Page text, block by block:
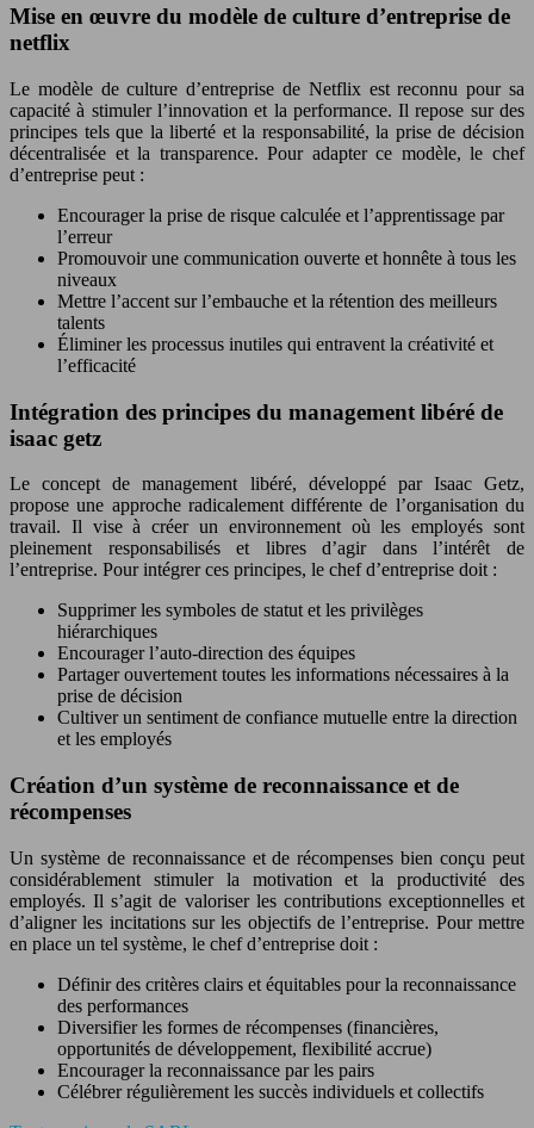
Mise en œuvre du modèle de culture d’entreprise de
netflix
Le modèle de culture d’entreprise de Netflix est reconnu pour sa
capacité à stimuler l’innovation et la performance. Il repose sur des
principes tels que la liberté et la responsabilité, la prise de décision
décentralisée et la transparence. Pour adapter ce modèle, le chef
d’entreprise peut :
Encourager la prise de risque calculée et l’apprentissage par
l’erreur
Promouvoir une communication ouverte et honnête à tous les
niveaux
Mettre l’accent sur l’embauche et la rétention des meilleurs
talents
Éliminer les processus inutiles qui entravent la créativité et
l’efficacité
Intégration des principes du management libéré de
isaac getz
Le concept de management libéré, développé par Isaac Getz,
propose une approche radicalement différente de l’organisation du
travail. Il vise à créer un environnement où les employés sont
pleinement responsabilisés et libres d’agir dans l’intérêt de
l’entreprise. Pour intégrer ces principes, le chef d’entreprise doit :
Supprimer les symboles de statut et les privilèges
hiérarchiques
Encourager l’auto-direction des équipes
Partager ouvertement toutes les informations nécessaires à la
prise de décision
Cultiver un sentiment de confiance mutuelle entre la direction
et les employés
Création d’un système de reconnaissance et de
récompenses
Un système de reconnaissance et de récompenses bien conçu peut
considérablement stimuler la motivation et la productivité des
employés. Il s’agit de valoriser les contributions exceptionnelles et
d’aligner les incitations sur les objectifs de l’entreprise. Pour mettre
en place un tel système, le chef d’entreprise doit :
Définir des critères clairs et équitables pour la reconnaissance
des performances
Diversifier les formes de récompenses (financières,
opportunités de développement, flexibilité accrue)
Encourager la reconnaissance par les pairs
Célébrer régulièrement les succès individuels et collectifs